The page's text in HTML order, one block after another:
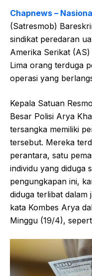
Chapnews –
(Satresmob)
sindikat peredaran
Amerika Serikat
Lima orang terduga
operasi yang
Kepala Satuan
Besar Polisi Arya
tersangka memiliki
tersebut. Mereka
perantara, satu
individu yang diduga
pengungkapan ini,
diduga terlibat
kata Kombes Arya
Minggu (19/4),